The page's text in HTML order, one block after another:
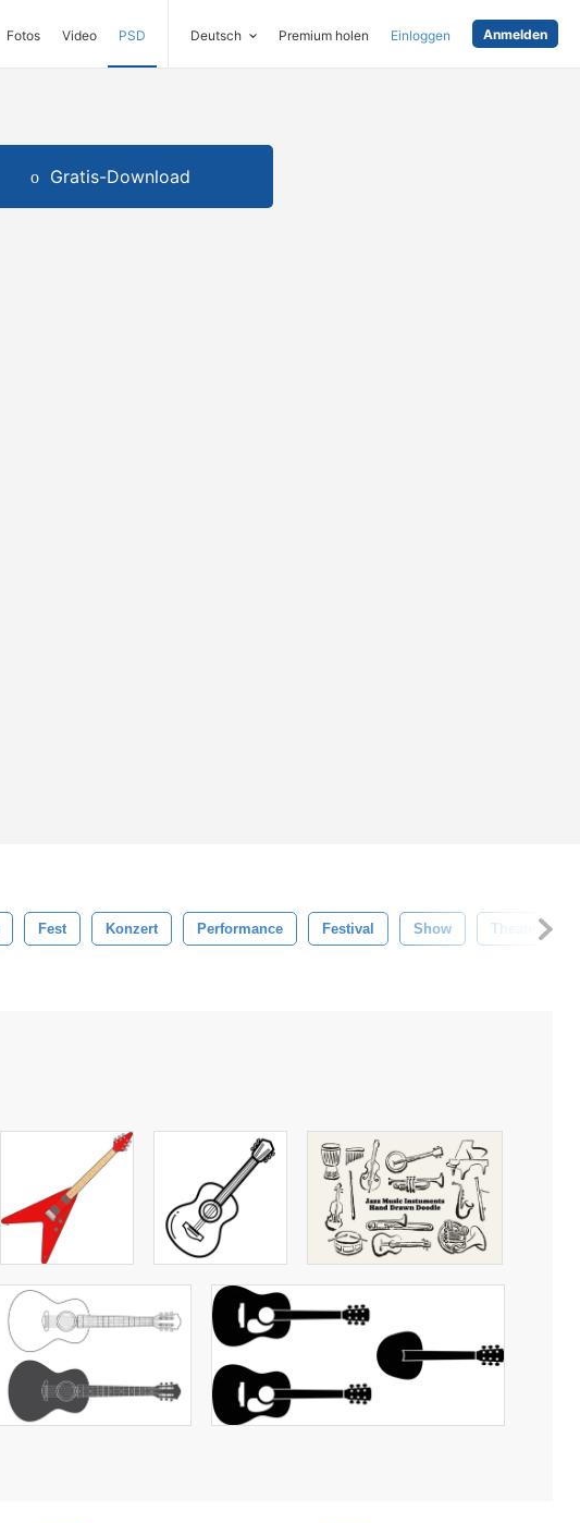
Fotos Video PSD Deutsch Premium holen Einloggen Anmelden
Gratis-Download
Fest Konzert Performance Festival Show Theater